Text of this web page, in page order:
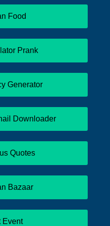
Food
Prank
Generator
Downloader
Quotes
Bazaar
Event